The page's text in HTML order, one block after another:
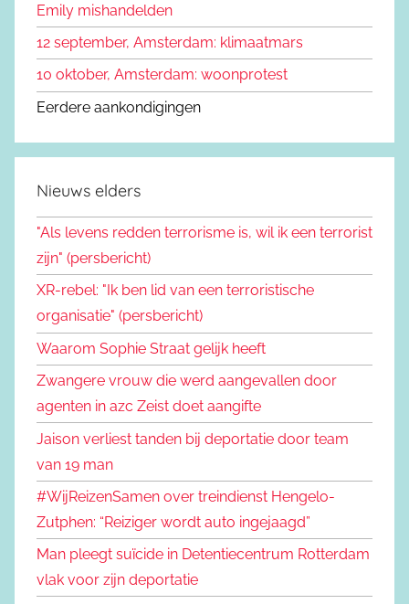
Emily mishandelden
12 september, Amsterdam: klimaatmars
10 oktober, Amsterdam: woonprotest
Eerdere aankondigingen
Nieuws elders
"Als levens redden terrorisme is, wil ik een terrorist
zijn" (persbericht)
XR-rebel: "Ik ben lid van een terroristische
organisatie" (persbericht)
Waarom Sophie Straat gelijk heeft
Zwangere vrouw die werd aangevallen door
agenten in azc Zeist doet aangifte
Jaison verliest tanden bij deportatie door team
van 19 man
#WijReizenSamen over treindienst Hengelo-
Zutphen: “Reiziger wordt auto ingejaagd”
Man pleegt suïcide in Detentiecentrum Rotterdam
vlak voor zijn deportatie